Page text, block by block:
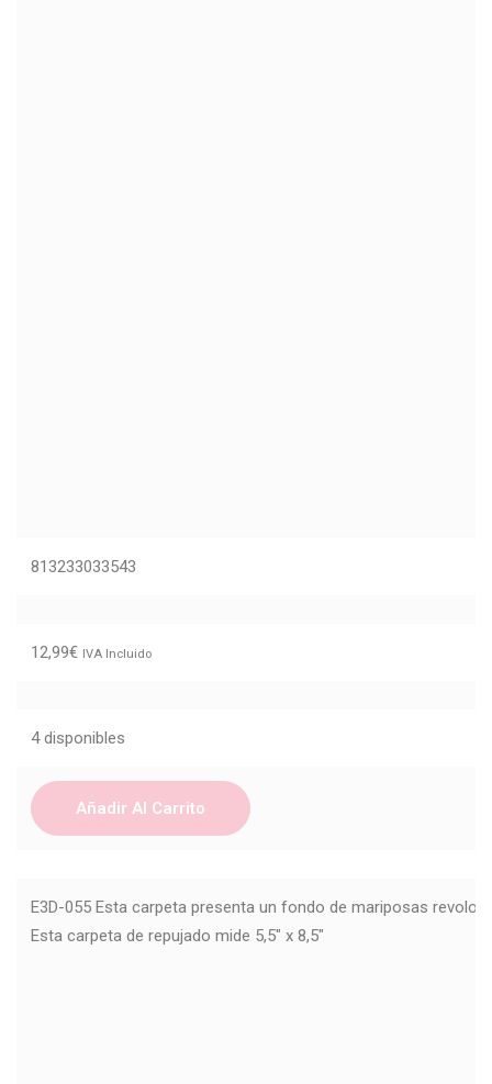
813233033543
12,99€ IVA Incluido
4 disponibles
Añadir Al Carrito
E3D-055 Esta carpeta presenta un fondo de mariposas
Esta carpeta de repujado mide 5,5" x 8,5"